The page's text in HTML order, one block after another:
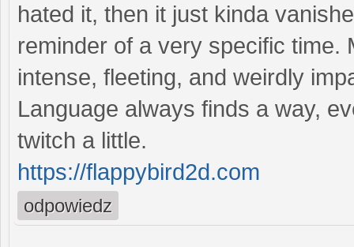
hated it, then it just kinda
reminder of a very specific time.
intense, fleeting, and weirdly
Language always finds a way,
twitch a little.
https://flappybird2d.com
odpowiedz